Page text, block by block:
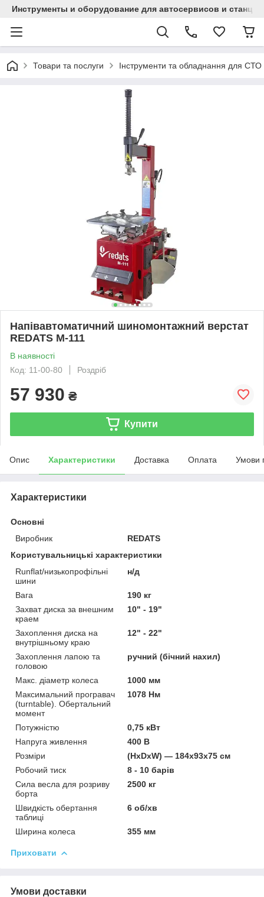
Инструменты и оборудование для автосервисов и
Товари та послуги Інструменти та обладнання для СТО
Напівавтоматичний шиномонтажний верстат
REDATS M-111
В наявності
Код: 11-00-80
Роздріб
57 930 ₴
Купити
Опис Характеристики Доставка Оплата Умови
Характеристики
Основні
Виробник
REDATS
Користувальницькі характеристики
Runflat/низькопрофільні
шини
н/д
Вага
190 кг
Захват диска за внешним
краем
10" - 19"
Захоплення диска на
внутрішньому краю
12" - 22"
Захоплення лапою та
головою
ручний (бічний нахил)
Макс. діаметр колеса
1000 мм
Максимальний програвач
(turntable). Обертальний
момент
1078 Нм
Потужністю
0,75 кВт
Напруга живлення
400 В
Розміри
(HxDxW) — 184x93x75 см
Робочий тиск
8 - 10 барів
Сила весла для розриву
борта
2500 кг
Швидкість обертання
таблиці
6 об/хв
Ширина колеса 355 мм
Приховати
Умови доставки